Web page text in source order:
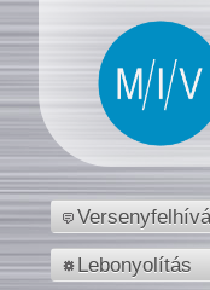
Lebonyolítás